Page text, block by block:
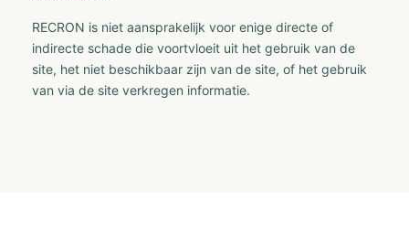
RECRON is niet aansprakelijk voor enige directe of
indirecte schade die voortvloeit uit het gebruik van de
site, het niet beschikbaar zijn van de site, of het gebruik
van via de site verkregen informatie.